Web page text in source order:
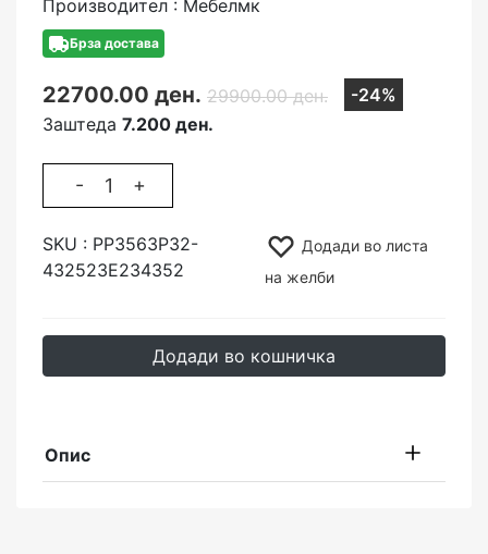
Производител : Мебелмк
Брза достава
22700.00 ден. 29900.00 ден.
-24%
Заштеда 7.200 ден.
- +
SKU : РР3563Р32-
432523Е234352
Додади во листа
на желби
Додади во кошничка
Опис